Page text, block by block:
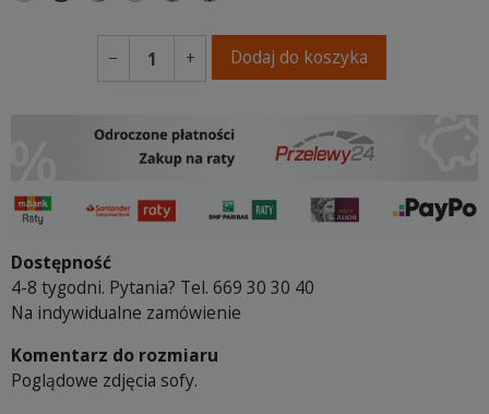
− + Dodaj do koszyka
Dostępność
4-8 tygodni. Pytania? Tel. 669 30 30 40
Na indywidualne zamówienie
Komentarz do rozmiaru
Poglądowe zdjęcia sofy.